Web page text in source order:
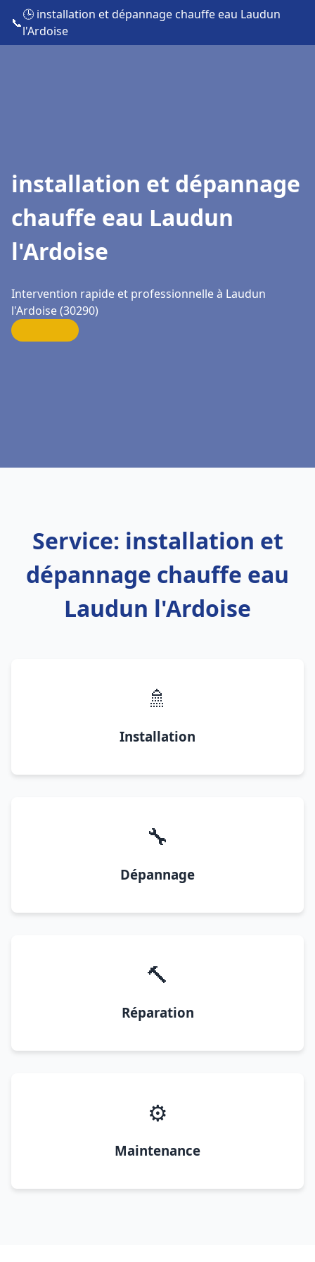
📞
🕒 installation et dépannage chauffe eau Laudun
l'Ardoise
installation et dépannage
chauffe eau Laudun
l'Ardoise
Intervention rapide et professionnelle à Laudun
l'Ardoise (30290)
Service: installation et
dépannage chauffe eau
Laudun l'Ardoise
🚿
Installation
🔧
Dépannage
🔨
Réparation
⚙️
Maintenance